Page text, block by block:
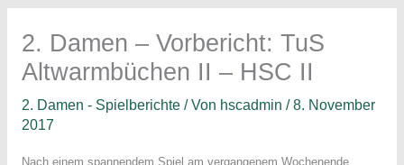
2. Damen – Vorbericht: TuS
Altwarmbüchen II – HSC II
2. Damen - Spielberichte/ Von hscadmin /8. November
2017
Nach einem spannendem Spiel am vergangenem Wochenende